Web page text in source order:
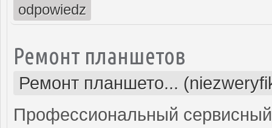
odpowiedz
Ремонт планшетов
Ремонт планшето...
Профессиональный